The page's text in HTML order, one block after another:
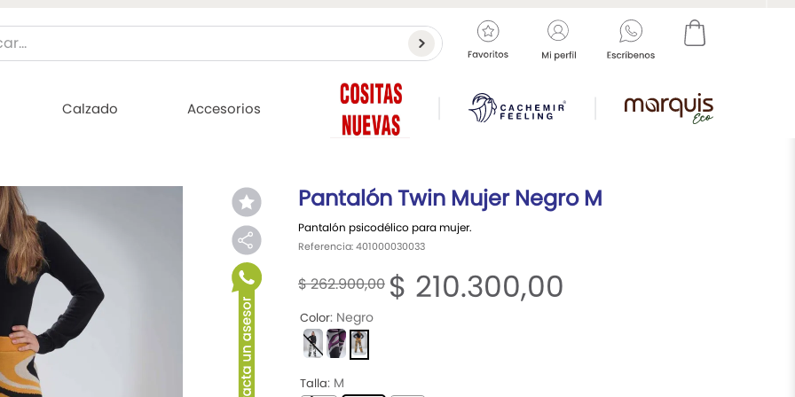
Buscar...
Calzado Accesorios
Pantalón Twin Mujer Negro M
Pantalón psicodélico para mujer.
Referencia:401000030033
$262.900,00 $ 210.300,00
Color: Negro
Talla: M